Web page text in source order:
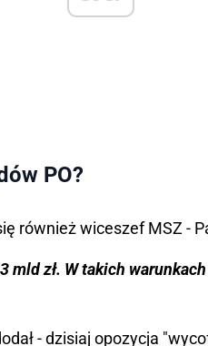
PO?
również wiceszef MSZ -
mld zł. W takich
- dzisiaj opozycja